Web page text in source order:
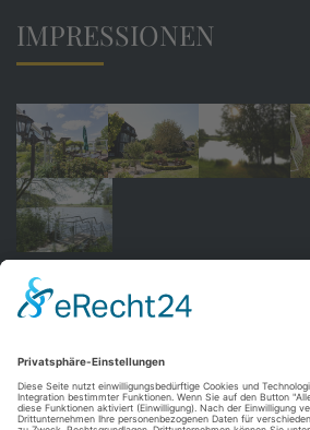
IMPRESSIONEN
SOCIAL MEDIA
Alle aktuelle Meldungen finden Sie
Media-Kanälen